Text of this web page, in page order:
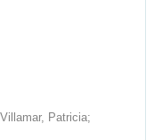
Patricia;